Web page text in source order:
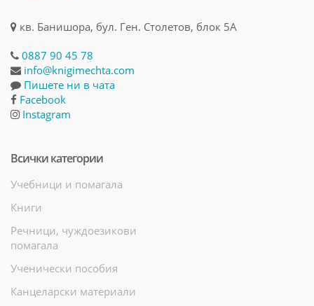
кв. Банишора, бул. Ген. Столетов, блок 5А
0887 90 45 78
info@knigimechta.com
Пишете ни в чата
Facebook
Instagram
Всички категории
Учебници и помагала
Книги
Речници, чуждоезикови
помагала
Ученически пособия
Канцеларски материали